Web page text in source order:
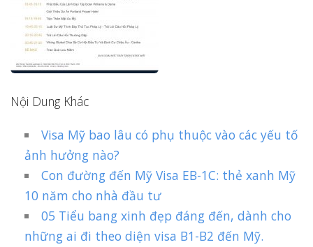
Nội Dung Khác
Visa Mỹ bao lâu có phụ thuộc vào các yếu tố
ảnh hưởng nào?
Con đường đến Mỹ Visa EB-1C: thẻ xanh Mỹ
10 năm cho nhà đầu tư
05 Tiểu bang xinh đẹp đáng đến, dành cho
những ai đi theo diện visa B1-B2 đến Mỹ.